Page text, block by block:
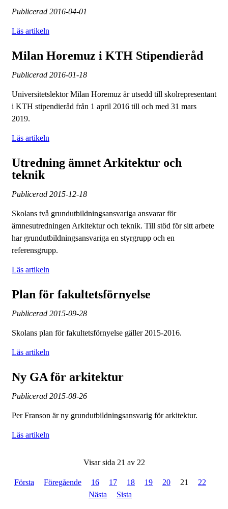
Publicerad 2016-04-01
Läs artikeln
Milan Horemuz i KTH Stipendieråd
Publicerad 2016-01-18
Universitetslektor Milan Horemuz är utsedd till skolrepresentant
i KTH stipendieråd från 1 april 2016 till och med 31 mars
2019.
Läs artikeln
Utredning ämnet Arkitektur och
teknik
Publicerad 2015-12-18
Skolans två grundutbildningsansvariga ansvarar för
ämnesutredningen Arkitektur och teknik. Till stöd för sitt arbete
har grundutbildningsansvariga en styrgrupp och en
referensgrupp.
Läs artikeln
Plan för fakultetsförnyelse
Publicerad 2015-09-28
Skolans plan för fakultetsförnyelse gäller 2015-2016.
Läs artikeln
Ny GA för arkitektur
Publicerad 2015-08-26
Per Franson är ny grundutbildningsansvarig för arkitektur.
Läs artikeln
Visar sida 21 av 22
Första Föregående 16 17 18 19 20 21
22
Nästa
Sista